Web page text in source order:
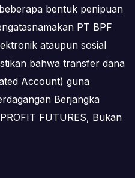
bentuk penipuan
PT BPF
ataupun sosial
bahwa transfer dana
Account) guna
Berjangka
FUTURES, Bukan